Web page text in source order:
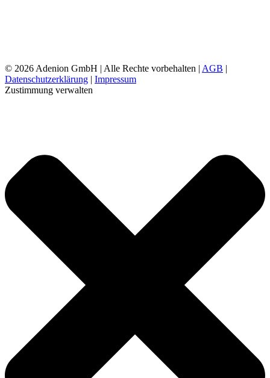
© 2026 Adenion GmbH | Alle Rechte vorbehalten | AGB |
Datenschutzerklärung | Impressum
Zustimmung verwalten